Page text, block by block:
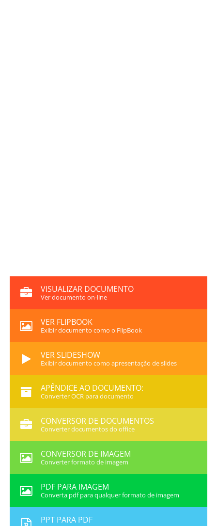
VISUALIZAR DOCUMENTO
Ver documento on-line
VER FLIPBOOK
Exibir documento como o FlipBook
VER SLIDESHOW
Exibir documento como apresentação de slides
APÊNDICE AO DOCUMENTO:
Converter OCR para documento
CONVERSOR DE DOCUMENTOS
Converter documentos do office
CONVERSOR DE IMAGEM
Converter formato de imagem
PDF PARA IMAGEM
Converta pdf para qualquer formato de imagem
PPT PARA PDF